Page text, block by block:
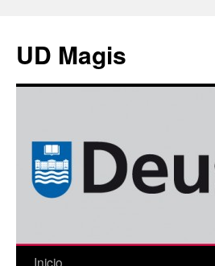
contenido
UD Magis
Inicio